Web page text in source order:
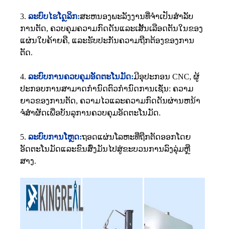
3. ລະບົບໄຮໂດຼລິກ:ສະຫນອງພະລັງງານທີ່ຈໍາເປັນສໍາລັບ
ການຕັດ, ຄວບຄຸມຄວາມກົດດັນແລະເສັ້ນເລືອດຕັນໃນຂອງ
ແຜ່ນໃບຄ້າຍຄື, ແລະຮັບປະກັນຄວາມຖືກຕ້ອງຂອງການ
ຕັດ.
4. ລະ​ບົບ​ການ​ຄວບ​ຄຸມ​ອັດ​ຕະ​ໂນ​ມັດ​:ມີອຸປະກອນ CNC, ຜູ້
ປະກອບການສາມາດກໍານົດຕົວກໍານົດການເຊັ່ນ: ຄວາມ
ຍາວຂອງການຕັດ, ຄວາມໄວແລະຄວາມກົດດັນຜ່ານຫນ້າ
ຈໍສໍາຜັດເພື່ອບັນລຸການຄວບຄຸມອັດຕະໂນມັດ.
5. ລະບົບການໂຫຼດ:ຖອດແຜ່ນໂລຫະທີ່ຖືກຕັດອອກໂດຍ
ອັດຕະໂນມັດແລະຂົນສົ່ງມັນໄປສູ່ຂະບວນການລົງລຸ່ມຫຼື
ສາງ.